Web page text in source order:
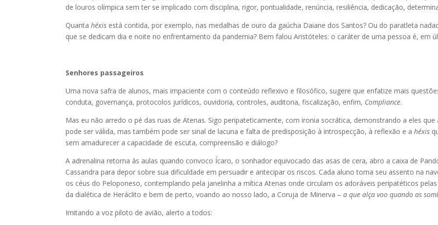
de louros olímpica sem ter se implicado com disciplina, rigor, pontualidade, renúncia, resiliência, dedicação,
Quanta héxis está contida, por exemplo, nas medalhas de ouro da gaúcha Daiane dos Santos? Ou do paratleta
que se dedicam dia e noite no enfrentamento da pandemia? Bem falou Aristóteles: o caráter de uma pessoa é, em
Senhores passageiros
Uma nova safra de alunos, mais impaciente com o conteúdo reflexivo e filosófico, sugere que enfatize mais
conduta, governança, protocolos jurídicos, ouvidoria, controles, auditoria, fiscalização, enfim, Compliance.
Mas eu não arredo o pé das ruas de Atenas. Sigo peripateticamente, com ironia socrática, demonstrando a eles
pode ser válida, mas também pode ser sinal de lacuna e falta de predisposição à introspecção, à reflexão e a héxis
sem amadurecer a capacidade de escuta, compreensão e diálogo?
A adrenalina retorna às aulas quando convoco Ícaro, o sonhador equivocado das asas de cera, abro a caixa de
Cassandra para depor sobre sua dificuldade em persuadir e antecipar os riscos. Cada aluno toma seu assento na
os céus do Peloponeso, contemplando pela janelinha a mítica Atenas onde circulam os adoráveis peripatéticos
da dialética de Heráclito e bem de perto, voando ao nosso lado, a Coruja de Minerva – a que alça voo quando as
Imitando a voz piloto de avião, alerto a todos: